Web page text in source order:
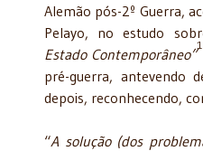
Alemão pós-2º Guerra,
Pelayo, no estudo
Estado Contemporâneo”
1
pré-guerra, antevendo
depois, reconhecendo,
“A solução (dos